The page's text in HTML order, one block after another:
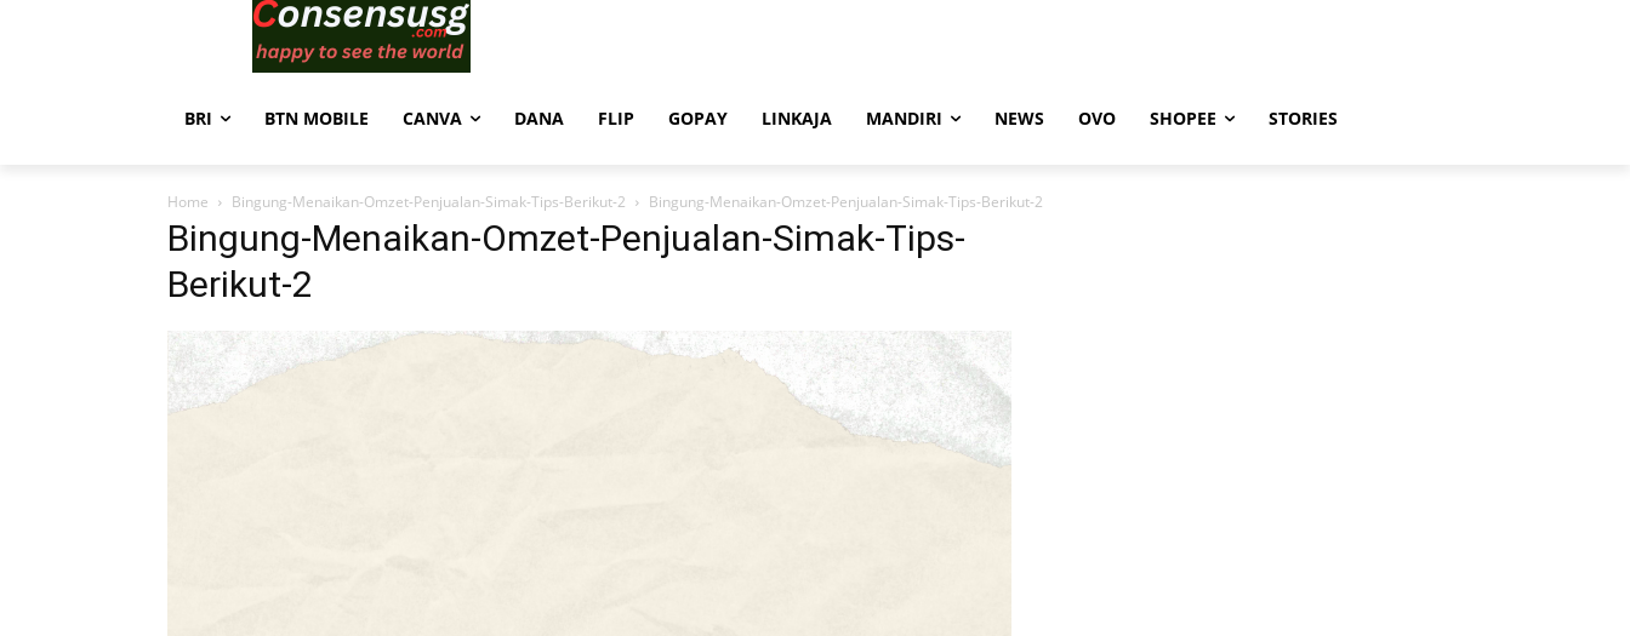
BRI BTN MOBILE CANVA DANA FLIP GOPAY LINKAJA MANDIRI NEWS OVO SHOPEE STORIES
Home Bingung-Menaikan-Omzet-Penjualan-Simak-Tips-Berikut-2 Bingung-Menaikan-Omzet-Penjualan-Simak-Tips-Berikut-2
Bingung-Menaikan-Omzet-Penjualan-Simak-Tips-
Berikut-2